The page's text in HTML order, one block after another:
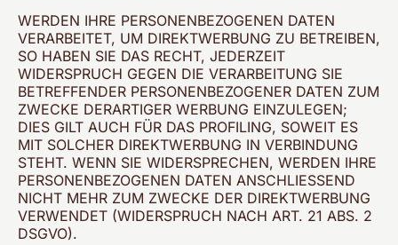
WERDEN IHRE PERSONENBEZOGENEN DATEN
VERARBEITET, UM DIREKTWERBUNG ZU BETREIBEN,
SO HABEN SIE DAS RECHT, JEDERZEIT
WIDERSPRUCH GEGEN DIE VERARBEITUNG SIE
BETREFFENDER PERSONENBEZOGENER DATEN ZUM
ZWECKE DERARTIGER WERBUNG EINZULEGEN;
DIES GILT AUCH FÜR DAS PROFILING, SOWEIT ES
MIT SOLCHER DIREKTWERBUNG IN VERBINDUNG
STEHT. WENN SIE WIDERSPRECHEN, WERDEN IHRE
PERSONENBEZOGENEN DATEN ANSCHLIESSEND
NICHT MEHR ZUM ZWECKE DER DIREKTWERBUNG
VERWENDET (WIDERSPRUCH NACH ART. 21 ABS. 2
DSGVO).